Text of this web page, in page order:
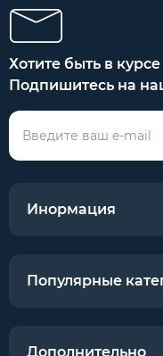
Хотите быть в
Подпишитесь на
Инормация
Популярные
Дополнительно